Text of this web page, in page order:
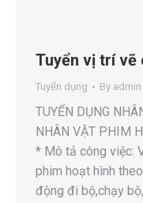
Tuyển vị trí vẽ
Tuyển dụng By admin
TUYỂN DỤNG
NHÂN VẬT PHIM
* Mô tả công việc:
phim hoạt hình
động đi bộ,chạy